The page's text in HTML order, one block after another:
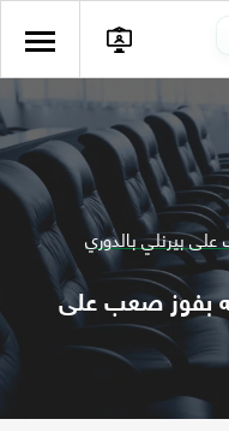
بيرنلي بالدوري
بفوز صعب على